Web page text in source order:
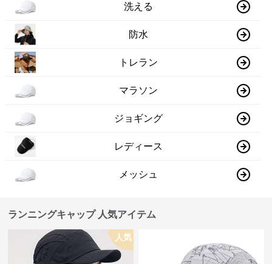
洗える
防水
トレラン
マラソン
ジョギング
レディース
メッシュ
ランニングキャップ 人気アイテム
人気